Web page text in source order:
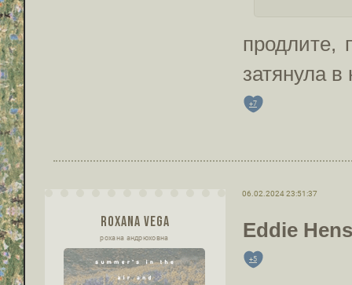
продлите,
затянула в
+7
06.02.2024 23:51:37
ROXANA VEGA
рохана андрюховна Eddie
+5